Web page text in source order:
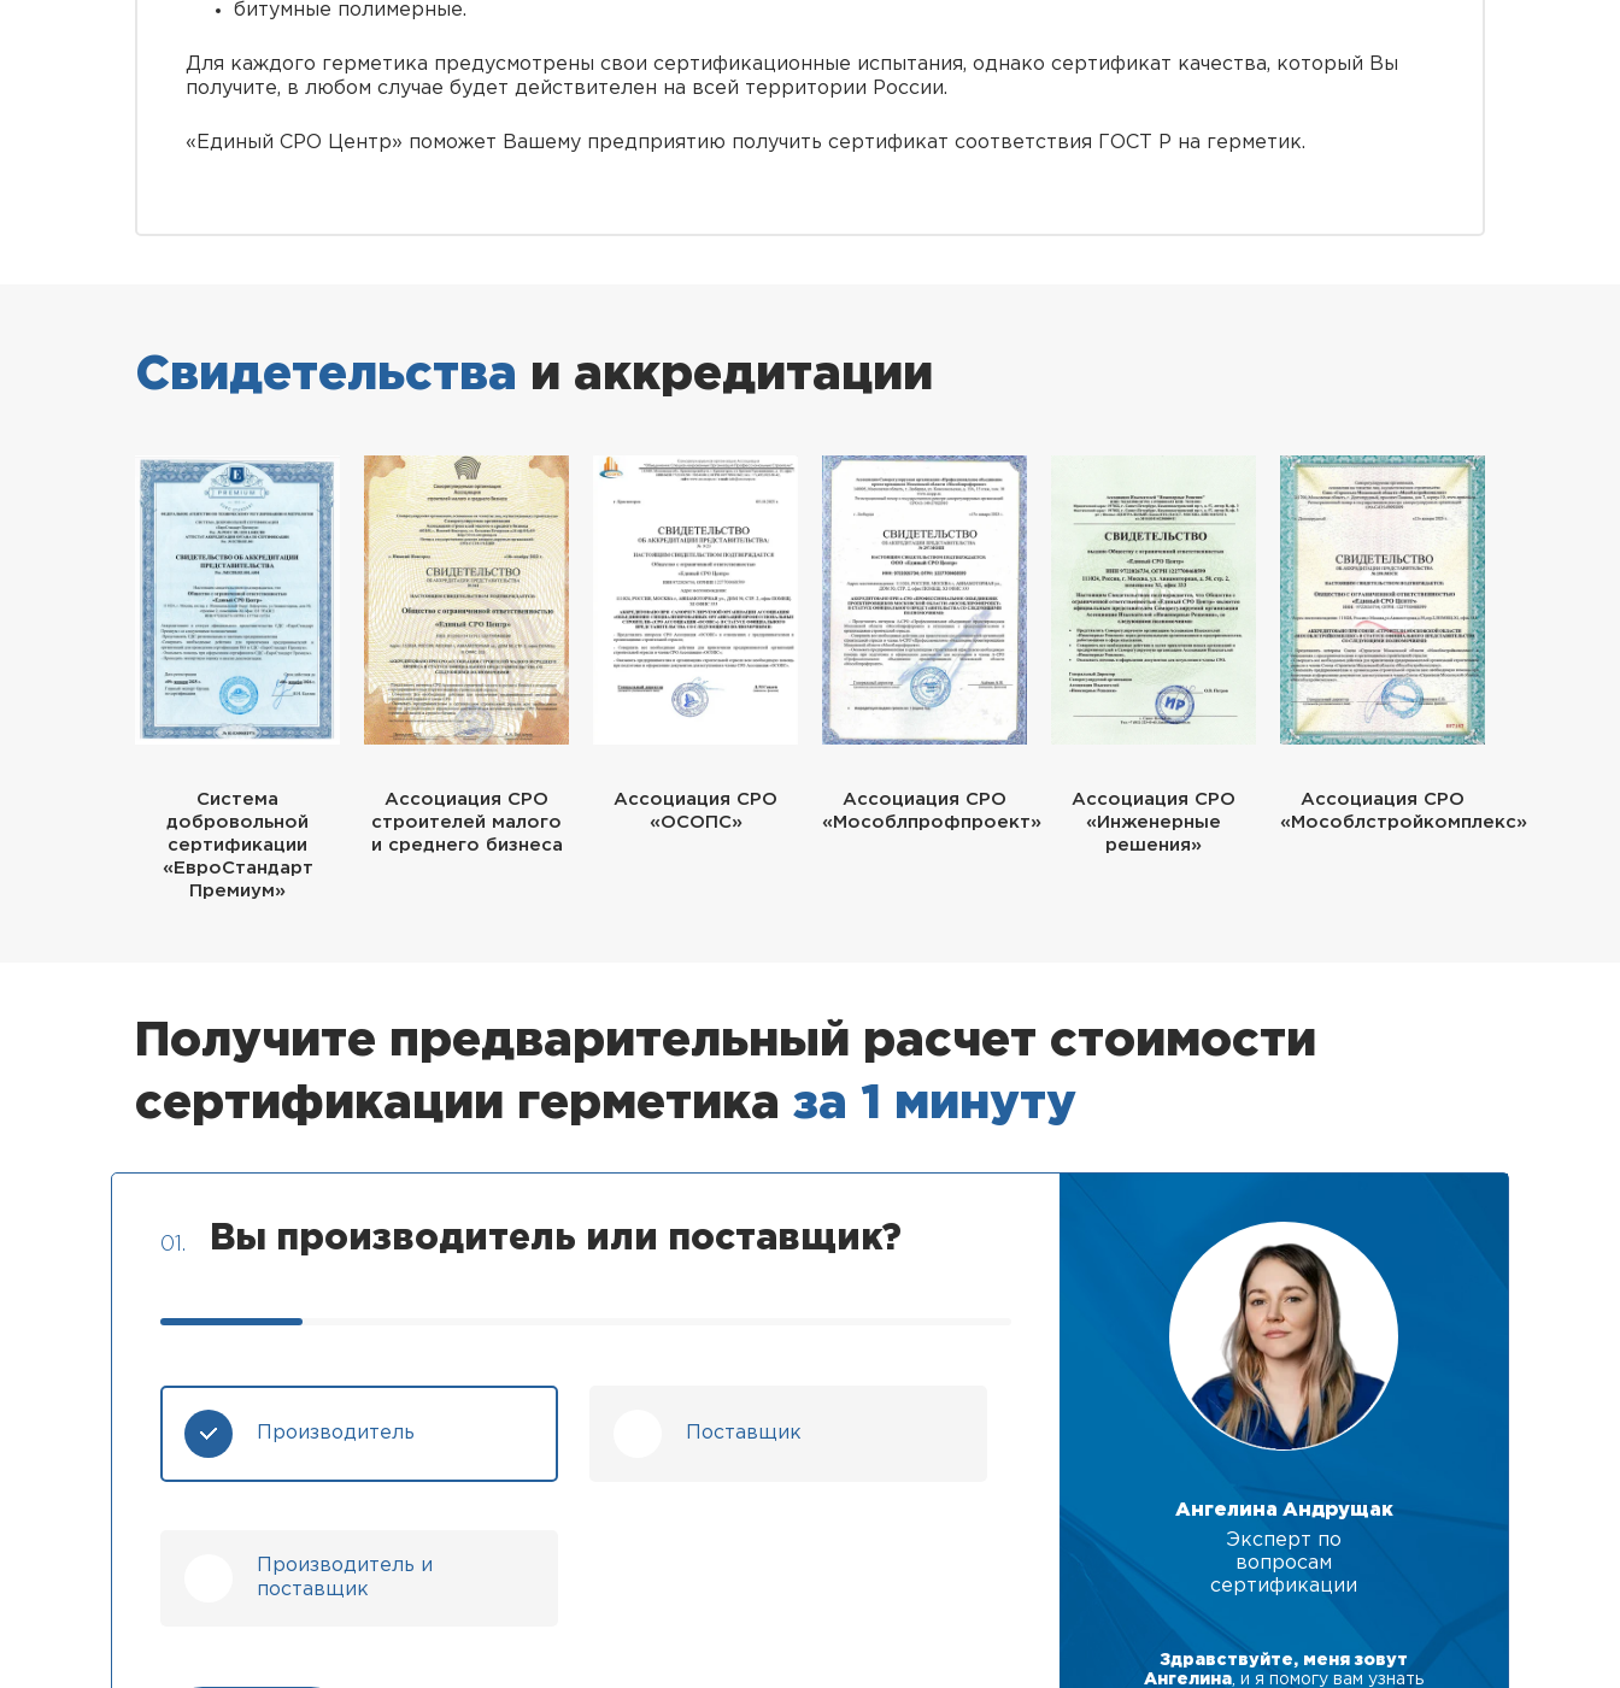
битумные полимерные.
Для каждого герметика предусмотрены свои сертификационные испытания, однако сертификат качества, который Вы
получите, в любом случае будет действителен на всей территории России.
«Единый СРО Центр» поможет Вашему предприятию получить сертификат соответствия ГОСТ Р на герметик.
Свидетельства и аккредитации
Система
добровольной
сертификации
«ЕвроСтандарт
Премиум»
Ассоциация СРО
строителей малого
и среднего бизнеса
Ассоциация СРО
«ОСОПС»
Ассоциация СРО
«Мособлпрофпроект»
Ассоциация СРО
«Инженерные
решения»
Ассоциация СРО
«Мособлстройкомплекс»
Получите предварительный расчет стоимости
сертификации герметика за 1 минуту
01. Вы производитель или поставщик?
Производитель Поставщик
Производитель и
поставщик
Ангелина Андрущак
Эксперт по
вопросам
сертификации
Здравствуйте, меня зовут
Ангелина , и я помогу вам узнать